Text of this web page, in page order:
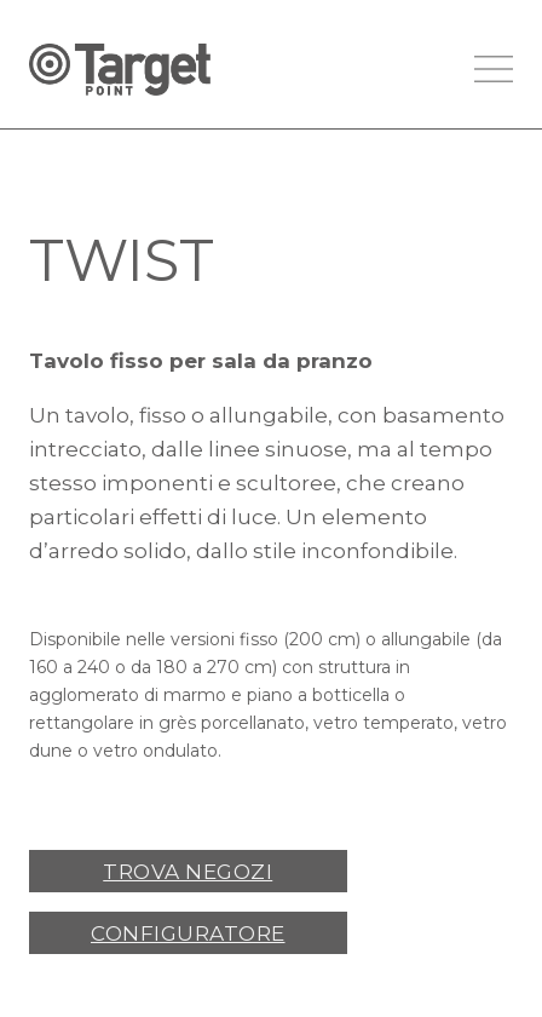
TWIST
Tavolo fisso per sala da pranzo
Un tavolo, fisso o allungabile, con basamento
intrecciato, dalle linee sinuose, ma al tempo
stesso imponenti e scultoree, che creano
particolari effetti di luce. Un elemento
d’arredo solido, dallo stile inconfondibile.
Disponibile nelle versioni fisso (200 cm) o allungabile (da
160 a 240 o da 180 a 270 cm) con struttura in
agglomerato di marmo e piano a botticella o
rettangolare in grès porcellanato, vetro temperato, vetro
dune o vetro ondulato.
TROVA NEGOZI
CONFIGURATORE